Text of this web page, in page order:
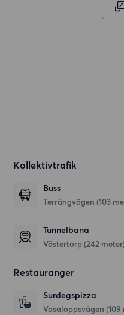
Kollektivtrafik
Buss
Terrängvägen (103
Tunnelbana
Västertorp (242 meter)
Restauranger
Surdegspizza
Vasaloppsvägen (109